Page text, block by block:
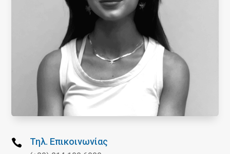
 Τηλ. Επικοινωνίας